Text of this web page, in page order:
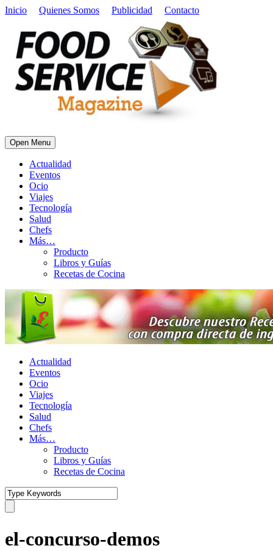
Inicio Quienes Somos Publicidad Contacto
Open Menu
Actualidad
Eventos
Ocio
Viajes
Tecnología
Salud
Chefs
Más…
Producto
Libros y Guías
Recetas de Cocina
Actualidad
Eventos
Ocio
Viajes
Tecnología
Salud
Chefs
Más…
Producto
Libros y Guías
Recetas de Cocina
el-concurso-demos